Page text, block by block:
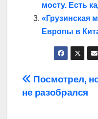
мосту. Есть
«Грузинская
Европы в
по
Посмотрел,
не разобрался